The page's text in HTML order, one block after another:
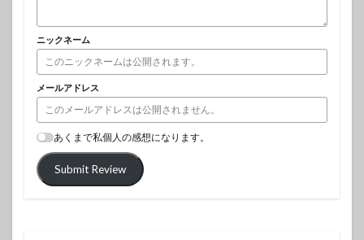
ニックネーム
メールアドレス
あくまで私個人の感想になります。
Submit Review